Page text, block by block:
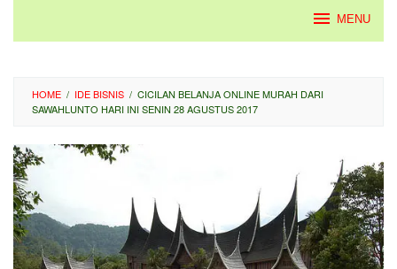
MENU
HOME / IDE BISNIS / CICILAN BELANJA ONLINE MURAH DARI
SAWAHLUNTO HARI INI SENIN 28 AGUSTUS 2017